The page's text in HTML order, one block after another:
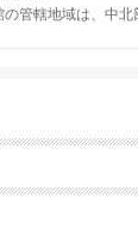
管轄地域は、中